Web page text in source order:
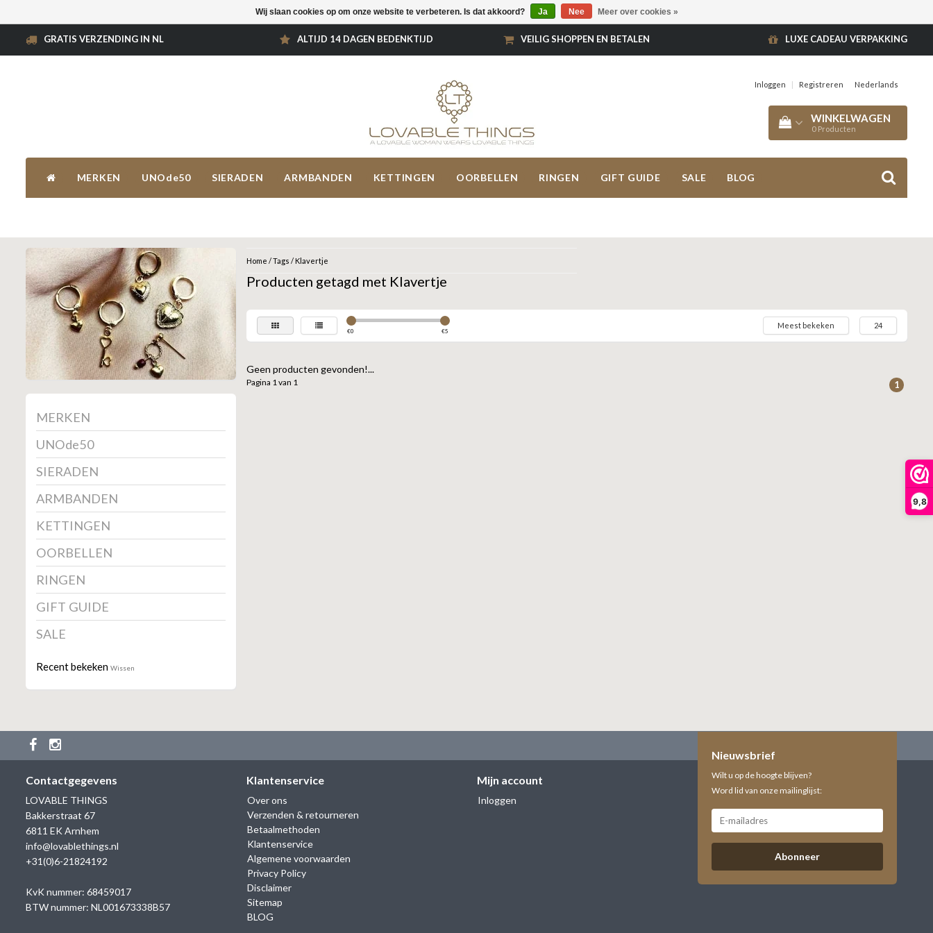
9,8
GRATIS VERZENDING IN NL ALTIJD 14 DAGEN BEDENKTIJD VEILIG SHOPPEN EN BETALEN LUXE CADEAU VERPAKKING
Inloggen | Registreren Nederlands
WINKELWAGEN
0 Producten
MERKEN UNOde50 SIERADEN ARMBANDEN KETTINGEN OORBELLEN RINGEN GIFT GUIDE SALE BLOG
MERKEN
UNOde50
SIERADEN
ARMBANDEN
KETTINGEN
OORBELLEN
RINGEN
GIFT GUIDE
SALE
Recent bekeken Wissen
Home /Tags / Klavertje
Producten getagd met Klavertje
€0 €5
Meest bekeken 24
Geen producten gevonden!...
Pagina 1 van 1 1
Contactgegevens
LOVABLE THINGS
Bakkerstraat 67
6811 EK Arnhem
info@lovablethings.nl
+31(0)6-21824192
KvK nummer: 68459017
BTW nummer: NL001673338B57
Klantenservice
Over ons
Verzenden & retourneren
Betaalmethoden
Klantenservice
Algemene voorwaarden
Privacy Policy
Disclaimer
Sitemap
BLOG
Mijn account
Inloggen
Nieuwsbrief
Wilt u op de hoogte blijven?
Word lid van onze mailinglijst:
Abonneer
Wij slaan cookies op om onze website te verbeteren. Is dat akkoord? Ja Nee Meer over cookies »